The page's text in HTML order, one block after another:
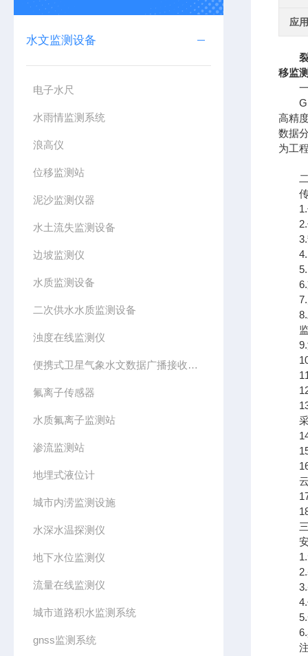
水文监测设备
电子水尺
水雨情监测系统
浪高仪
位移监测站
泥沙监测仪器
水土流失监测设备
边坡监测仪
水质监测设备
二次供水水质监测设备
浊度在线监测仪
便携式卫星气象水文数据广播接收设备
氟离子传感器
水质氟离子监测站
渗流监测站
地埋式液位计
城市内涝监测设施
水深水温探测仪
地下水位监测仪
流量在线监测仪
城市道路积水监测系统
gnss监测系统
应
移监
一
高精
数据
为工
二
传
1.传
2.传
3.静
4.☆
5.☆
6.支
7.尺
8.工
监
9.测
10.
11.☆
12.
采
16.
云
18.☆
三
安
1.无
2.基
3.基
4.优
5.安
6.具
注意